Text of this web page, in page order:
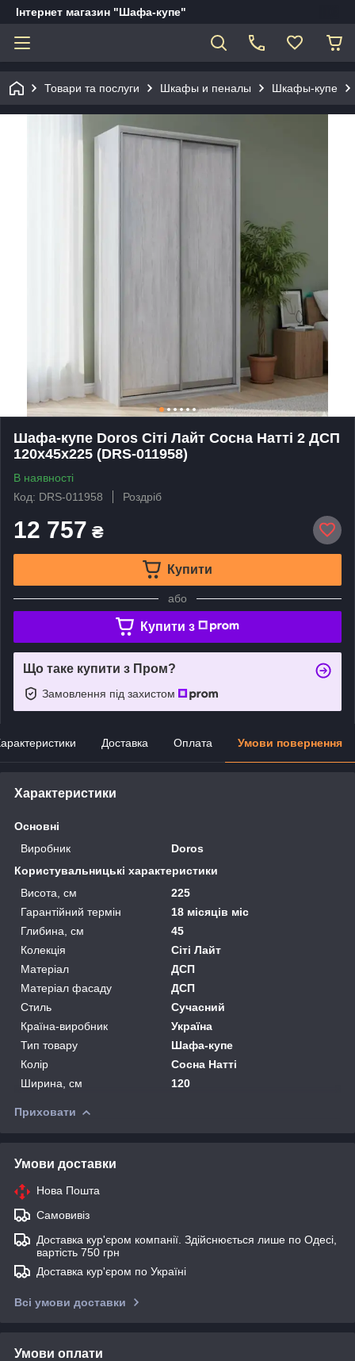
Інтернет магазин "Шафа-купе"
Товари та послуги Шкафы и пеналы Шкафы-купе
Шафа-купе Doros Сіті Лайт Сосна Натті 2 ДСП
120х45х225 (DRS-011958)
В наявності
Код: DRS-011958
Роздріб
12 757 ₴
Купити
або
Купити з
Що таке купити з Пром?
Замовлення під захистом
Доставка Оплата Умови повернення
Характеристики
Основні
Виробник
Doros
Користувальницькі характеристики
Висота, см
225
Гарантійний термін
18 місяців міс
Глибина, см
45
Колекція
Сіті Лайт
Матеріал
ДСП
Матеріал фасаду
ДСП
Стиль
Сучасний
Країна-виробник
Україна
Тип товару
Шафа-купе
Колір
Сосна Натті
Ширина, см
120
Приховати
Умови доставки
Нова Пошта
Самовивіз
Доставка кур'єром компанії. Здійснюється лише по Одесі,
вартість 750 грн
Доставка кур'єром по Україні
Всі умови доставки
Умови оплати